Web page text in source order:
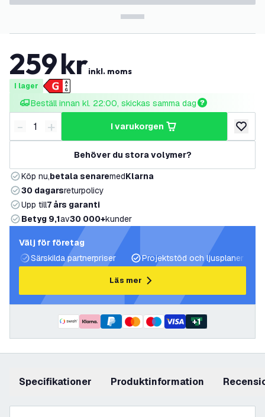
259krinkl. moms
I lager
Beställ innan kl. 22:00, skickas samma dag
Minska antal
- Öka antal
+ i varukorgen
lägg
Behöver du stora volymer?
Köp nu,betala senaremedKlarna
30 dagarsreturpolicy
Upp till7 års garanti
Betyg 9,1av30 000+kunder
Välj för företag
Särskilda partnerpriser
Projektstöd och ljusplaner
Läs mer
+1
Specifikationer produktinformation